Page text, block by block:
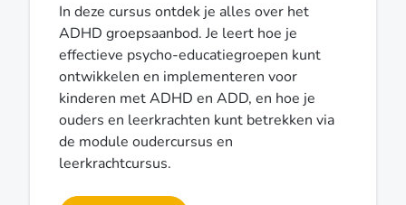
In deze cursus ontdek je alles over het
ADHD groepsaanbod. Je leert hoe je
effectieve psycho-educatiegroepen kunt
ontwikkelen en implementeren voor
kinderen met ADHD en ADD, en hoe je
ouders en leerkrachten kunt betrekken via
de module oudercursus en
leerkrachtcursus.